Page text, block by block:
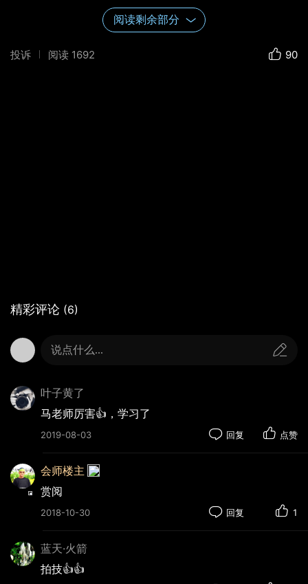
阅读剩余部分
投诉 阅读 1692 90
精彩评论 (6)
说点什么...
叶子黄了
马老师厉害👍，学习了
2019-08-03 回复 点赞
会师楼主
赏阅
2018-10-30 回复 1
蓝天·火箭
拍技👍👍